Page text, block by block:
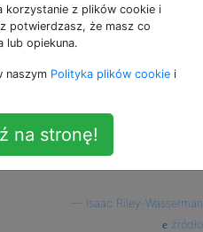
i wczoraj mogłem
Wiadomości. Czy to
czas publiczne?
Isaac Riley-Wasserman
źródło
korzystanie z plików cookie i
potwierdzasz, że masz co
lub opiekuna.
naszym Polityka plików cookie i
na stronę!